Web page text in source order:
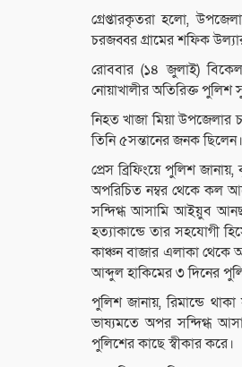
গ্রেপ্তারকৃতরা হলো,
চরজব্বর গ্রামের শফিক
রোববার (১৪ জুলাই)
নোয়াখালীর অতিরিক্ত পুলিশ
নিহত খাজা মিয়া উপজেলার
তিনি ৫সন্তানের জনক ছিলেন।
প্রেস ব্রিফিংয়ে পুলিশ
অপরিচিত নম্বর থেকে কল
সন্দিগ্ধ আসামি আইয়ুব
হত্যাকান্ডে তার সহযোগী
কাঞ্চন বাজার এলাকা
আব্দুল হাকিমের ৩ দিনের
পুলিশ জানায়, রিমান্ডে
ভাষ্যমতে অপর সন্দিগ্ধ
পুলিশের কাছে স্বীকার করে।